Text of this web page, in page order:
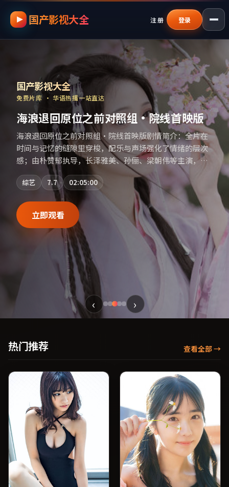
跳过导航，进入正文
国产影视大全 注册 登录
国产影视资源大全免费｜国产影视大全
国产影视大全
免费片库 · 华语热播一站直达
海浪退回原位之前对照组·院线首映版
海浪退回原位之前对照组·院线首映版剧情简介：全片在
时间与记忆的缝隙里穿梭，配乐与声场强化了情绪的层次
感；由朴赞郁执导，长泽雅美、孙俪、梁朝伟等主演，泰
国出品，犯罪类型，2021年上映 / 2021年7月20日于泰国
地区院线首映，网络平台同步更新片源。欢迎结合演员代
表作与导演序列作品一并检索观看。（国产影视资源大全
免费条目索引，支持片名与演员交叉检索。）
综艺 7.7 02:05:00
立即观看
‹ ›
热门推荐 查看全部→